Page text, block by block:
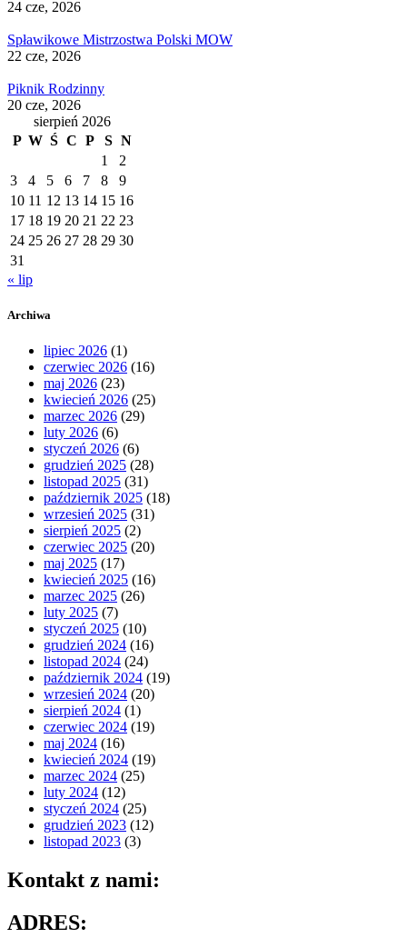
24 cze, 2026
Spławikowe Mistrzostwa Polski MOW
22 cze, 2026
Piknik Rodzinny
20 cze, 2026
sierpień 2026
P W Ś C P S N
1
2
3
4 5 6 7 8
9
10 11 12 13 14 15 16
17 18 19 20 21 22 23
24 25 26 27 28 29 30
31
« lip
Archiwa
lipiec 2026 (1)
czerwiec 2026 (16)
maj 2026 (23)
kwiecień 2026 (25)
marzec 2026 (29)
luty 2026 (6)
styczeń 2026 (6)
grudzień 2025 (28)
listopad 2025 (31)
październik 2025 (18)
wrzesień 2025 (31)
sierpień 2025 (2)
czerwiec 2025 (20)
maj 2025 (17)
kwiecień 2025 (16)
marzec 2025 (26)
luty 2025 (7)
styczeń 2025 (10)
grudzień 2024 (16)
listopad 2024 (24)
październik 2024 (19)
wrzesień 2024 (20)
sierpień 2024 (1)
czerwiec 2024 (19)
maj 2024 (16)
kwiecień 2024 (19)
marzec 2024 (25)
luty 2024 (12)
styczeń 2024 (25)
grudzień 2023 (12)
listopad 2023 (3)
Kontakt z nami:
ADRES: